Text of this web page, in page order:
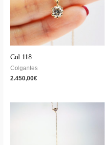
natural
quantity
Col 118
Colgantes
2.450,00€